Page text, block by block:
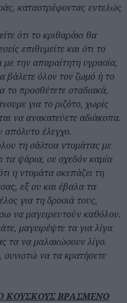
καταστρέφοντας εντελώς
ότι το κριθαράκι θα
επιθυμείτε και ότι το
με την απαραίτητη υγρασία,
βάλετε όλον τον ζωμό ή το
το προσθέτετε σταδιακά,
για το ριζότο, χωρίς
να ανακατεύετε αδιάκοπα.
απόλυτο έλεγχο.
τη σάλτσα ντομάτας με
τα ψάρια, σε σχεδόν καμία
η ντομάτα σκεπάζει τη
εξ ου και έβαλα τα
για τη δροσιά τους,
να μαγειρευτούν καθόλου.
μαγειρέψτε τα για λίγα
τα να μαλακώσουν λίγο.
συνιστώ να τα κρατήσετε
ΚΟΥΣΚΟΥΣ ΒΡΑΣΜΕΝΟ